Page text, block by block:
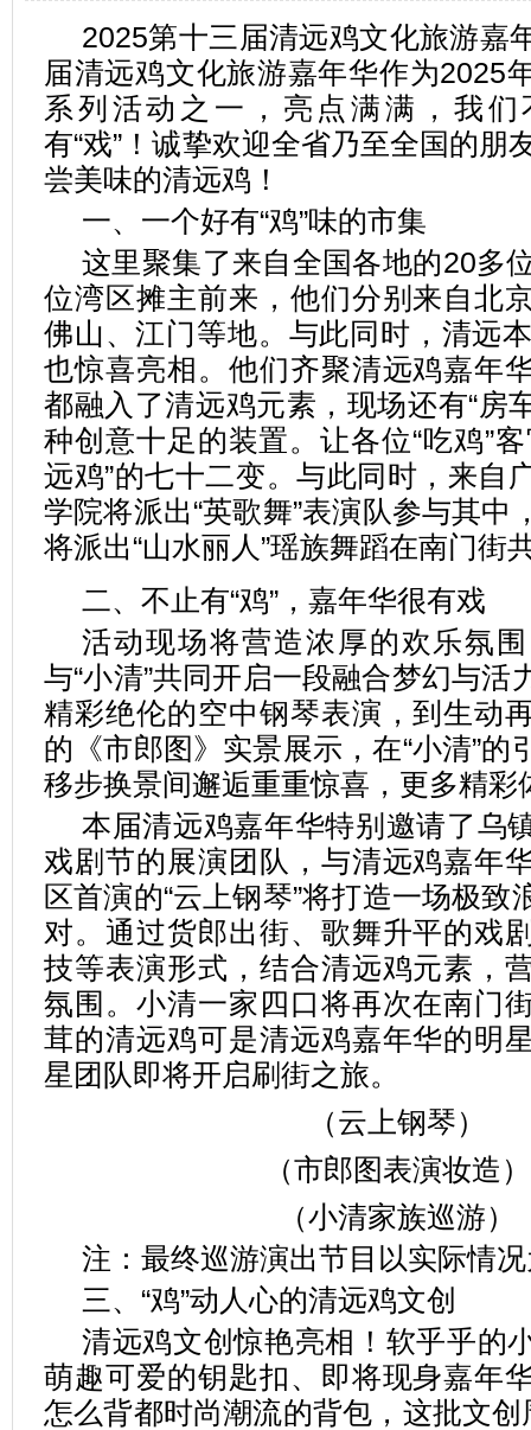
2025第十三届清远鸡文化旅游嘉
届清远鸡文化旅游嘉年华作为2025
系列活动之一，亮点满满，我们
有“戏”！诚挚欢迎全省乃至全国的朋
尝美味的清远鸡！
一、一个好有“鸡”味的市集
这里聚集了来自全国各地的20多
位湾区摊主前来，他们分别来自北
佛山、江门等地。与此同时，清远
也惊喜亮相。他们齐聚清远鸡嘉年
都融入了清远鸡元素，现场还有“房
种创意十足的装置。让各位“吃鸡”
远鸡”的七十二变。与此同时，来自
学院将派出“英歌舞”表演队参与其中
将派出“山水丽人”瑶族舞蹈在南门街
二、不止有“鸡”，嘉年华很有戏
活动现场将营造浓厚的欢乐氛
与“小清”共同开启一段融合梦幻与活
精彩绝伦的空中钢琴表演，到生动
的《市郎图》实景展示，在“小清”的
移步换景间邂逅重重惊喜，更多精彩
本届清远鸡嘉年华特别邀请了乌
戏剧节的展演团队，与清远鸡嘉年
区首演的“云上钢琴”将打造一场极致
对。通过货郎出街、歌舞升平的戏
技等表演形式，结合清远鸡元素，
氛围。小清一家四口将再次在南门
茸的清远鸡可是清远鸡嘉年华的明
星团队即将开启刷街之旅。
（云上钢琴）
（市郎图表演妆造）
（小清家族巡游）
注：最终巡游演出节目以实际情
三、“鸡”动人心的清远鸡文创
清远鸡文创惊艳亮相！软乎乎的
萌趣可爱的钥匙扣、即将现身嘉年
怎么背都时尚潮流的背包，这批文创